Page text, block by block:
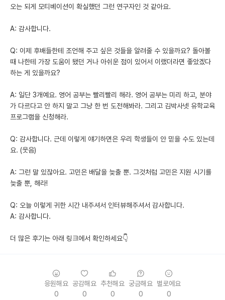
오는 되게 모티베이션이 확실했던 그런 연구자인 것 같아요.
A: 감사합니다.
Q: 이제 후배들한테 조언해 주고 싶은 것들을 알려줄 수 있을까요? 돌아볼
때 나한테 가장 도움이 됐던 거나 아쉬운 점이 있어서 이랬더라면 좋았겠다
하는 게 있을까요?
A: 일단 3개예요. 영어 공부는 빨리빨리 해라. 영어 공부는 미리 하고, 분야
가 다르다고 안 하지 말고 그냥 한 번 도전해봐라. 그리고 김박사넷 유학교육
프로그램을 신청해라.
Q: 감사합니다. 근데 이렇게 얘기하면은 우리 학생들이 안 믿을 수도 있는데
요. (웃음)
A: 그런 말 있잖아요. 고민은 배달을 늦출 뿐. 그것처럼 고민은 지원 시기를
늦출 뿐, 해라!
Q: 오늘 이렇게 귀한 시간 내주셔서 인터뷰해주셔서 감사합니다.
A: 감사합니다.
더 많은 후기는 아래 링크에서 확인하세요👇
응원해요
0
공감해요
0
추천해요
0
궁금해요
0
별로에요
0